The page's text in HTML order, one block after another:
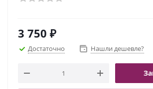
3 750 ₽
Достаточно Нашли дешевле?